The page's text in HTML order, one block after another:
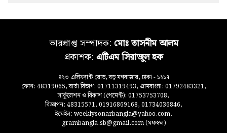
ভারপ্রাপ্ত সম্পাদক: মোঃ তাসনীম আলম
প্রকাশক: এটিএম সিরাজুল হক
৪২৩ এলিফ্যান্ট রোড, বড় মগবাজার, ঢাকা - ১২১৭
ফোন: 48319065, বার্তা বিভাগ: 01711319493, গ্রামবাংলা: 01792483321,
সার্কুলেশন ও বিকাশ (পেমেন্ট): 01753753708,
বিজ্ঞাপন: 48315571, 01916869168, 01734036846,
ইমেইল: weeklysonarbangla@yahoo.com,
grambangla.sb@gmail.com (মফস্বল)